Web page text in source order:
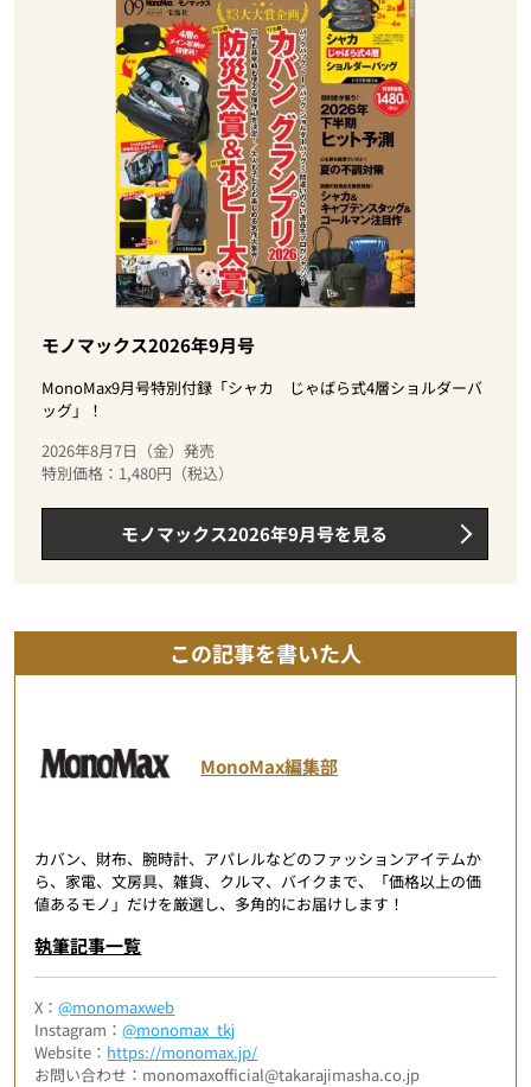
モノマックス2026年9月号
MonoMax9月号特別付録「シャカ じゃばら式4層ショルダーバ
ッグ」！
2026年8月7日（金）発売
特別価格：1,480円（税込）
モノマックス2026年9月号を見る
この記事を書いた人
MonoMax編集部
カバン、財布、腕時計、アパレルなどのファッションアイテムか
ら、家電、文房具、雑貨、クルマ、バイクまで、「価格以上の価
値あるモノ」だけを厳選し、多角的にお届けします！
執筆記事一覧
X：@monomaxweb
Instagram：@monomax_tkj
Website： https://monomax.jp/
お問い合わせ：monomaxofficial@takarajimasha.co.jp